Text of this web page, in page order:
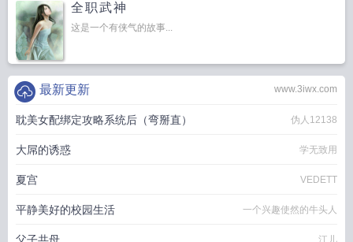
全职武神
这是一个有侠气的故事...
www.3iwx.com
最新更新
耽美女配绑定攻略系统后（弯掰直） 伪人12138
大屌的诱惑 学无致用
夏宫 VEDETT
平静美好的校园生活 一个兴趣使然的牛头人
江儿